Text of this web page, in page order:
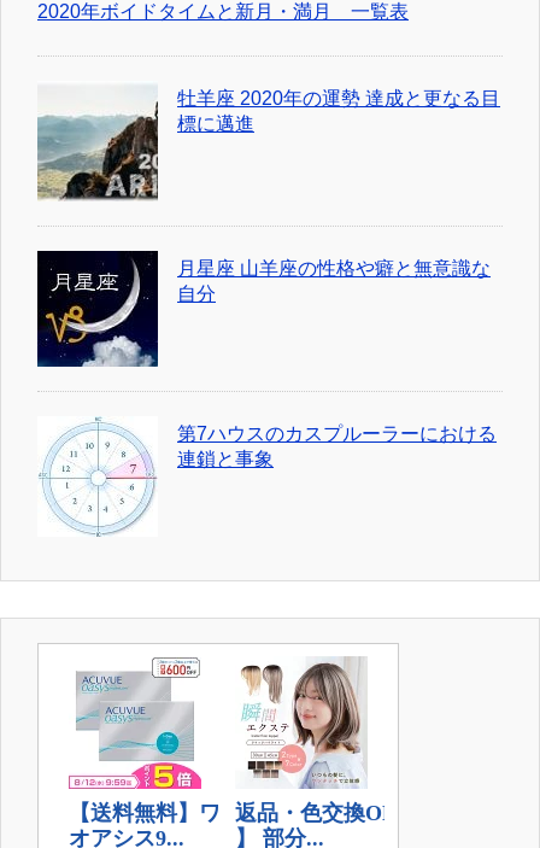
2020年ボイドタイムと新月・満月 一覧表
牡羊座 2020年の運勢 達成と更なる目
標に邁進
月星座 山羊座の性格や癖と無意識な
自分
第7ハウスのカスプルーラーにおける
連鎖と事象